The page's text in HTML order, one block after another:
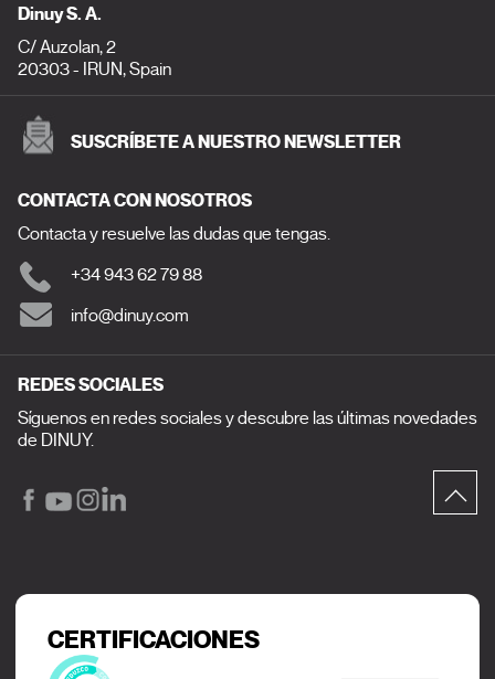
Dinuy S. A.
C/ Auzolan, 2
20303 - IRUN, Spain
SUSCRÍBETE A NUESTRO NEWSLETTER
CONTACTA CON NOSOTROS
Contacta y resuelve las dudas que tengas.
+34 943 62 79 88
info@dinuy.com
REDES SOCIALES
Síguenos en redes sociales y descubre las últimas novedades
de DINUY.
CERTIFICACIONES